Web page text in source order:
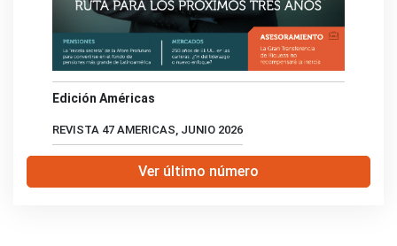
Edición Américas
REVISTA 47 AMERICAS, JUNIO 2026
Ver último número